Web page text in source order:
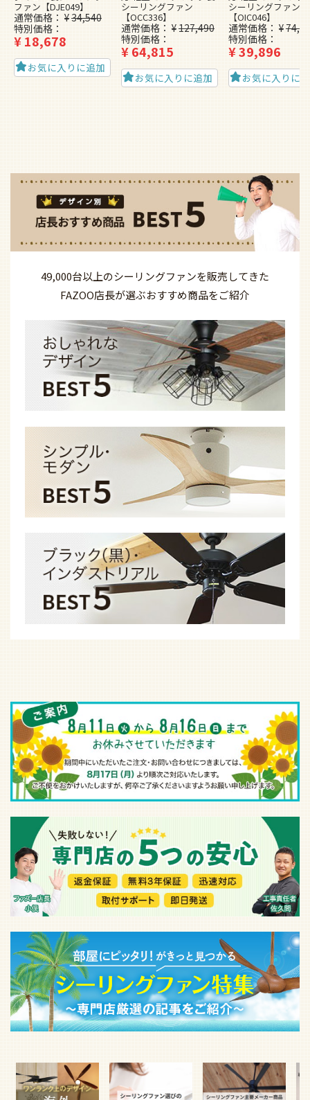
ファン【DJE049】
通常価格 ¥34,540
特別価格
¥18,678
お気に入りに追加
シーリングファン
【OCC336】
通常価格 ¥127,490
特別価格
¥64,815
お気に入りに追加
シーリングファン
【OIC046】
通常価格 ¥
特別価格
¥39,896
お気に入りに
49,000台以上のシーリングファンを販売してきた
FAZOO店長が選ぶおすすめ商品をご紹介